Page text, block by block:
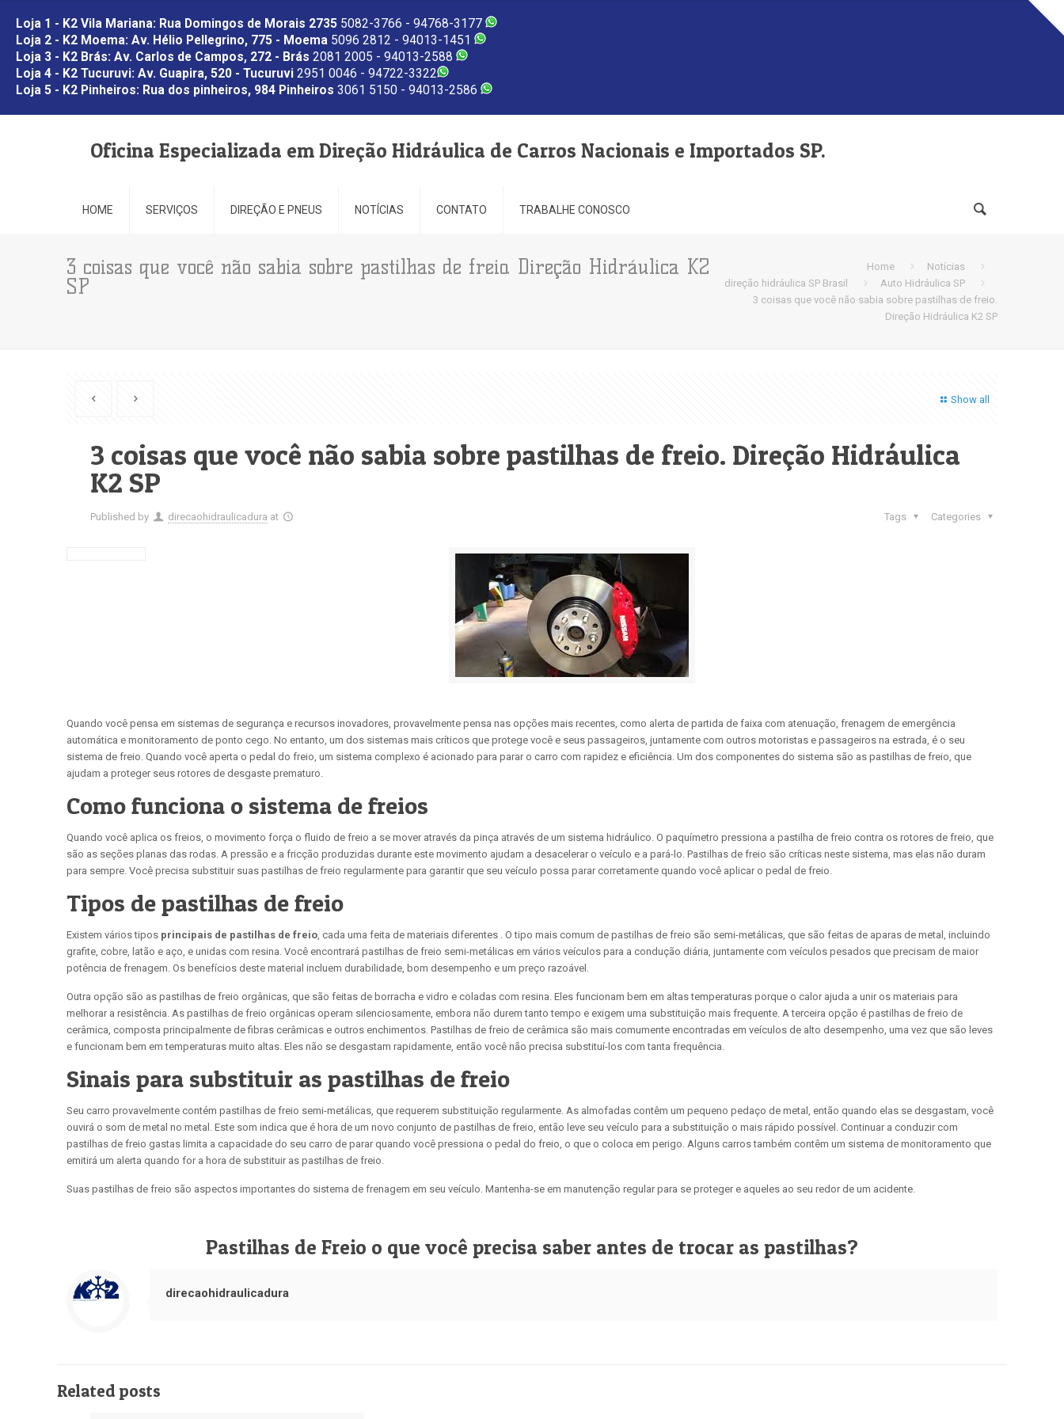
Loja 1 - K2 Vila Mariana: Rua Domingos de Morais 2735 5082-3766 - 94768-3177
Loja 2 - K2 Moema: Av. Hélio Pellegrino, 775 - Moema 5096 2812 - 94013-1451
Loja 3 - K2 Brás: Av. Carlos de Campos, 272 - Brás 2081 2005 - 94013-2588
Loja 4 - K2 Tucuruvi: Av. Guapira, 520 - Tucuruvi 2951 0046 - 94722-3322
Loja 5 - K2 Pinheiros: Rua dos pinheiros, 984 Pinheiros 3061 5150 - 94013-2586
Oficina Especializada em Direção Hidráulica de Carros Nacionais e Importados SP.
HOME SERVIÇOS DIREÇÃO E PNEUS NOTÍCIAS CONTATO TRABALHE CONOSCO
3 coisas que você não sabia sobre pastilhas de freio. Direção Hidráulica K2
SP
Home
Notícias
direção hidráulica SP Brasil
Auto Hidráulica SP
3 coisas que você não sabia sobre pastilhas de freio.
Direção Hidráulica K2 SP
Show all
3 coisas que você não sabia sobre pastilhas de freio. Direção Hidráulica
K2 SP
Published by direcaohidraulicadura at Categories
Tags
Quando você pensa em sistemas de segurança e recursos inovadores, provavelmente pensa nas opções mais recentes, como alerta de partida de faixa com atenuação, frenagem de emergência
automática e monitoramento de ponto cego. No entanto, um dos sistemas mais críticos que protege você e seus passageiros, juntamente com outros motoristas e passageiros na estrada, é o seu
sistema de freio. Quando você aperta o pedal do freio, um sistema complexo é acionado para parar o carro com rapidez e eficiência. Um dos componentes do sistema são as pastilhas de freio, que
ajudam a proteger seus rotores de desgaste prematuro.
Como funciona o sistema de freios
Quando você aplica os freios, o movimento força o fluido de freio a se mover através da pinça através de um sistema hidráulico. O paquímetro pressiona a pastilha de freio contra os rotores de freio, que
são as seções planas das rodas. A pressão e a fricção produzidas durante este movimento ajudam a desacelerar o veículo e a pará-lo. Pastilhas de freio são críticas neste sistema, mas elas não duram
para sempre. Você precisa substituir suas pastilhas de freio regularmente para garantir que seu veículo possa parar corretamente quando você aplicar o pedal de freio.
Tipos de pastilhas de freio
Existem vários tipos principais de pastilhas de freio, cada uma feita de materiais diferentes . O tipo mais comum de pastilhas de freio são semi-metálicas, que são feitas de aparas de metal, incluindo
grafite, cobre, latão e aço, e unidas com resina. Você encontrará pastilhas de freio semi-metálicas em vários veículos para a condução diária, juntamente com veículos pesados que precisam de maior
potência de frenagem. Os benefícios deste material incluem durabilidade, bom desempenho e um preço razoável.
Outra opção são as pastilhas de freio orgânicas, que são feitas de borracha e vidro e coladas com resina. Eles funcionam bem em altas temperaturas porque o calor ajuda a unir os materiais para
melhorar a resistência. As pastilhas de freio orgânicas operam silenciosamente, embora não durem tanto tempo e exigem uma substituição mais frequente. A terceira opção é pastilhas de freio de
cerâmica, composta principalmente de fibras cerâmicas e outros enchimentos. Pastilhas de freio de cerâmica são mais comumente encontradas em veículos de alto desempenho, uma vez que são leves
e funcionam bem em temperaturas muito altas. Eles não se desgastam rapidamente, então você não precisa substituí-los com tanta frequência.
Sinais para substituir as pastilhas de freio
Seu carro provavelmente contém pastilhas de freio semi-metálicas, que requerem substituição regularmente. As almofadas contêm um pequeno pedaço de metal, então quando elas se desgastam, você
ouvirá o som de metal no metal. Este som indica que é hora de um novo conjunto de pastilhas de freio, então leve seu veículo para a substituição o mais rápido possível. Continuar a conduzir com
pastilhas de freio gastas limita a capacidade do seu carro de parar quando você pressiona o pedal do freio, o que o coloca em perigo. Alguns carros também contêm um sistema de monitoramento que
emitirá um alerta quando for a hora de substituir as pastilhas de freio.
Suas pastilhas de freio são aspectos importantes do sistema de frenagem em seu veículo. Mantenha-se em manutenção regular para se proteger e aqueles ao seu redor de um acidente.
Pastilhas de Freio o que você precisa saber antes de trocar as pastilhas?
direcaohidraulicadura
Related posts